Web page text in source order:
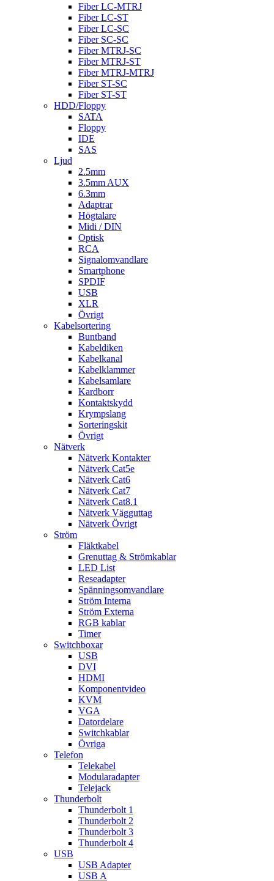
Fiber LC-MTRJ
Fiber LC-ST
Fiber LC-SC
Fiber SC-SC
Fiber MTRJ-SC
Fiber MTRJ-ST
Fiber MTRJ-MTRJ
Fiber ST-SC
Fiber ST-ST
HDD/Floppy
SATA
Floppy
IDE
SAS
Ljud
2.5mm
3.5mm AUX
6.3mm
Adaptrar
Högtalare
Midi / DIN
Optisk
RCA
Signalomvandlare
Smartphone
SPDIF
USB
XLR
Övrigt
Kabelsortering
Buntband
Kabeldiken
Kabelkanal
Kabelklammer
Kabelsamlare
Kardborr
Kontaktskydd
Krympslang
Sorteringskit
Övrigt
Nätverk
Nätverk Kontakter
Nätverk Cat5e
Nätverk Cat6
Nätverk Cat7
Nätverk Cat8.1
Nätverk Vägguttag
Nätverk Övrigt
Ström
Fläktkabel
Grenuttag & Strömkablar
LED List
Reseadapter
Spänningsomvandlare
Ström Interna
Ström Externa
RGB kablar
Timer
Switchboxar
USB
DVI
HDMI
Komponentvideo
KVM
VGA
Datordelare
Switchkablar
Övriga
Telefon
Telekabel
Modularadapter
Telejack
Thunderbolt
Thunderbolt 1
Thunderbolt 2
Thunderbolt 3
Thunderbolt 4
USB
USB Adapter
USB A